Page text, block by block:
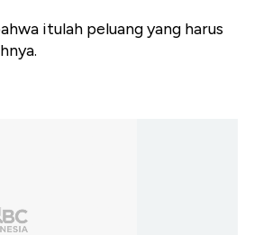
itulah peluang yang harus